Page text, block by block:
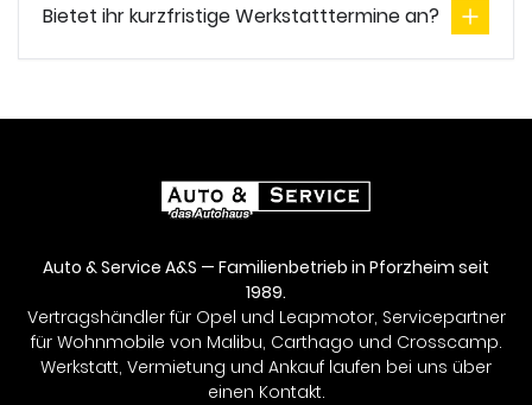
Bietet ihr kurzfristige Werkstatttermine an?
Auto & Service A&S — Familienbetrieb in Pforzheim seit
1989.
Vertragshändler für Opel und Leapmotor, Servicepartner
für Wohnmobile von Malibu, Carthago und Crosscamp.
Werkstatt, Vermietung und Ankauf laufen bei uns über
einen Kontakt.